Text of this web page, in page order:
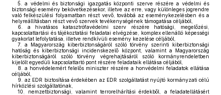
5.
a védelmi és biztonsági igazgatás központi szerve részére a védelmi és
biztonsági esemény bekövetkezésekor, illetve az erre, vagy különleges jogrendre
való felkészülési folyamatban részt vevő, továbbá az eseménykezelésben és a
helyreállításban részt vevő szervek tevékenységének támogatása céljából,
6.
a hivatásos katasztrófavédelmi szerv részére hatósági, megelőzési,
kapcsolattartási és tájékoztatási feladatai elvégzése, komplex ellenálló képességi
gyakorlat lefolytatása, illetve rendkívüli esemény kezelése céljából,
7.
a Magyarország kiberbiztonságáról szóló törvény szerinti kiberbiztonsági
hatóság és kiberbiztonsági incidenskezelő központ, valamint a Magyarország
kiberbiztonságáról szóló törvény végrehajtásáról szóló kormányrendeletben
kijelölt egyedüli kapcsolattartó pont részére feladataik ellátása céljából,
8.
a honvédelemért felelős miniszter részére a honvédelmi feladatok ellátása
céljából,
9.
az EDR biztosítása érdekében az EDR szolgáltatást nyújtó kormányzati célú
hírközlési szolgáltatónak,
10.
nemzetbiztonsági, valamint terrorelhárítási érdekből, a feladatellátásért